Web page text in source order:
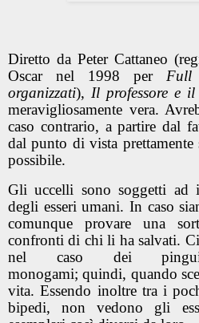
Diretto da Peter Cattaneo
Oscar nel 1998 per Full
organizzati), Il professore e
meravigliosamente vera.
caso contrario, a partire dal
dal punto di vista prettamente
possibile.
Gli uccelli sono soggetti ad
degli esseri umani. In caso
comunque provare una
confronti di chi li ha salvati.
nel caso dei
monogami; quindi, quando
vita. Essendo inoltre tra i
bipedi, non vedono gli